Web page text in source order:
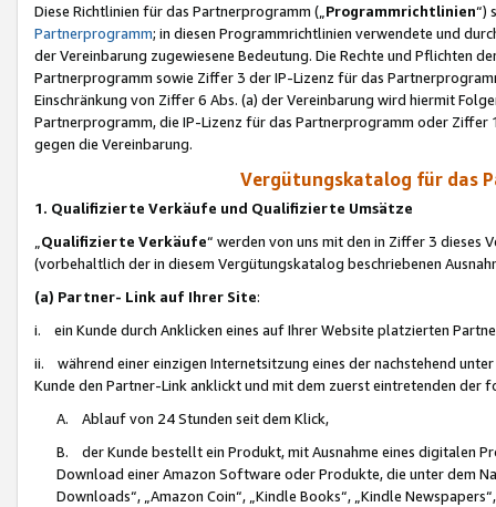
Diese Richtlinien für das Partnerprogramm („Programmrichtlinien“)
Partnerprogramm; in diesen Programmrichtlinien verwendete und
der Vereinbarung zugewiesene Bedeutung. Die Rechte und Pflichten
Partnerprogramm sowie Ziffer 3 der IP-Lizenz für das
Einschränkung von Ziffer 6 Abs. (a) der Vereinbarung wird hiermit
Partnerprogramm, die IP-Lizenz für das Partnerprogramm oder
gegen die Vereinbarung.
Vergütungskatalog für das
1. Qualifizierte Verkäufe und Qualifizierte Umsätze
Qualifizierte Verkäufe“ werden von uns mit den in Ziffer 3
(vorbehaltlich der in diesem Vergütungskatalog beschriebenen
(a) Partner- Link auf Ihrer Site:
i. ein Kunde durch Anklicken eines auf Ihrer Website platzierten
ii. während einer einzigen Internetsitzung eines der nachstehend
Kunde den Partner-Link anklickt und mit dem zuerst eintretenden der
A. Ablauf von 24 Stunden seit dem Klick,
B. der Kunde bestellt ein Produkt, mit Ausnahme eines digitalen
Download einer Amazon Software oder Produkte, die unter dem
Downloads“, „Amazon Coin“, „Kindle Books“, „Kindle